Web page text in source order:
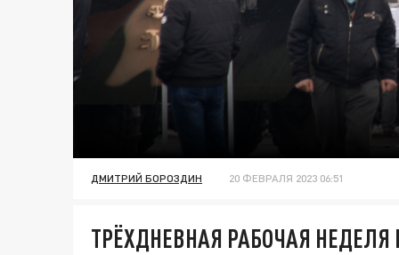
ДМИТРИЙ БОРОЗДИН 20 ФЕВРАЛЯ 2023 06:51
ТРЁХДНЕВНАЯ РАБОЧАЯ